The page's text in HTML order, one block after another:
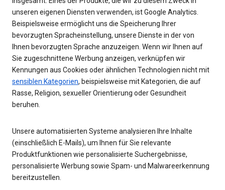
unseren eigenen Diensten verwenden, ist Google Analytics.
Beispielsweise ermöglicht uns die Speicherung Ihrer
bevorzugten Spracheinstellung, unsere Dienste in der von
Ihnen bevorzugten Sprache anzuzeigen. Wenn wir Ihnen auf
Sie zugeschnittene Werbung anzeigen, verknüpfen wir
Kennungen aus Cookies oder ähnlichen Technologien nicht mit
sensiblen Kategorien, beispielsweise mit Kategorien, die auf
Rasse, Religion, sexueller Orientierung oder Gesundheit
beruhen.
Unsere automatisierten Systeme analysieren Ihre Inhalte
(einschließlich E-Mails), um Ihnen für Sie relevante
Produktfunktionen wie personalisierte Suchergebnisse,
personalisierte Werbung sowie Spam- und Malwareerkennung
bereitzustellen.